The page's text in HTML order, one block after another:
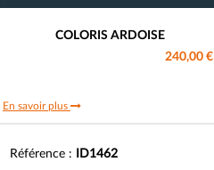
COLORIS ARDOISE
240,00 €
En savoir plus
Référence : ID1462